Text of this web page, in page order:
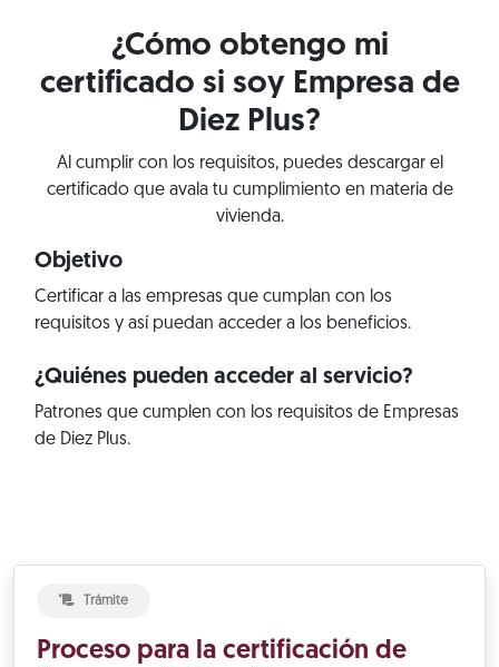
¿Cómo obtengo mi
certificado si soy Empresa de
Diez Plus?
Al cumplir con los requisitos, puedes descargar el
certificado que avala tu cumplimiento en materia de
vivienda.
Objetivo
Certificar a las empresas que cumplan con los
requisitos y así puedan acceder a los beneficios.
¿Quiénes pueden acceder al servicio?
Patrones que cumplen con los requisitos de Empresas
de Diez Plus.
Trámite
Proceso para la certificación de